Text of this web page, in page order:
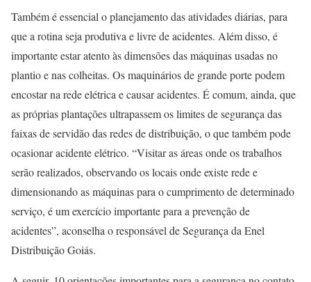
Também é essencial o planejamento das atividades diárias, para
que a rotina seja produtiva e livre de acidentes. Além disso, é
importante estar atento às dimensões das máquinas usadas no
plantio e nas colheitas. Os maquinários de grande porte podem
encostar na rede elétrica e causar acidentes. É comum, ainda, que
as próprias plantações ultrapassem os limites de segurança das
faixas de servidão das redes de distribuição, o que também pode
ocasionar acidente elétrico. “Visitar as áreas onde os trabalhos
serão realizados, observando os locais onde existe rede e
dimensionando as máquinas para o cumprimento de determinado
serviço, é um exercício importante para a prevenção de
acidentes”, aconselha o responsável de Segurança da Enel
Distribuição Goiás.